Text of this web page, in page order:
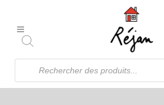
Recherche
produits